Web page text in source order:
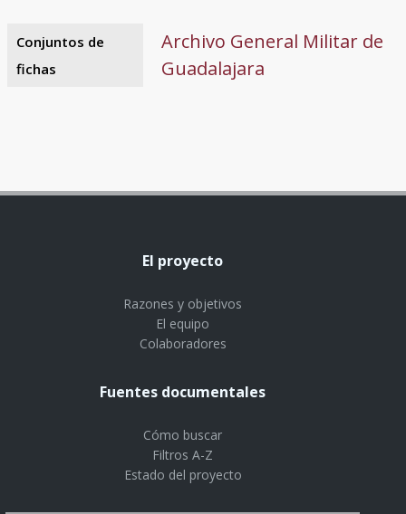
Conjuntos de
fichas
Archivo General Militar de
Guadalajara
El proyecto
Razones y objetivos
El equipo
Colaboradores
Fuentes documentales
Cómo buscar
Filtros A-Z
Estado del proyecto